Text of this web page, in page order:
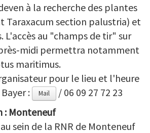
à la recherche des plantes
Taraxacum section palustria) et
L'accès au "champs de tir" sur
midi permettra notamment
maritimus.
pour le lieu et l'heure
:
Mail
/ 06 09 27 72 23
: Monteneuf
sein de la RNR de Monteneuf